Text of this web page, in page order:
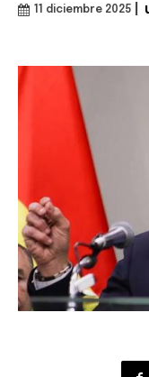
11 diciembre 2025